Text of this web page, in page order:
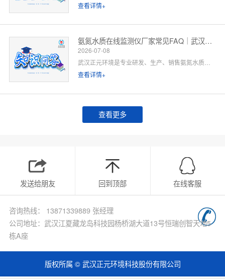
查看详情+
氨氮水质在线监测仪厂家常见FAQ｜武汉正元环境专业解答
2026-07-08
查看详情+
查看更多
发送给朋友 回到顶部 在线客服
咨询热线： 13871339889 张经理
公司地址：武汉江夏藏龙岛科技园杨桥湖大道13号恒瑞创智天地5
栋A座
版权所属 © 武汉正元环境科技股份有限公司